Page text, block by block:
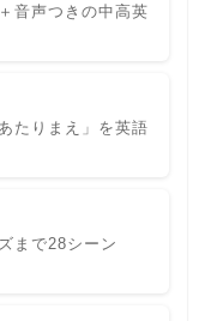
音声つきの中高英
たりまえ」を英語
まで28シーン